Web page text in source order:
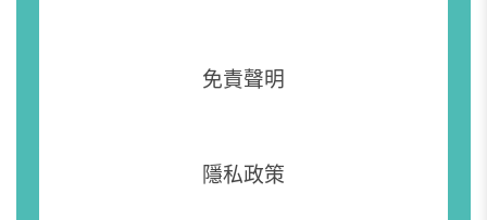
免責聲明
隱私政策